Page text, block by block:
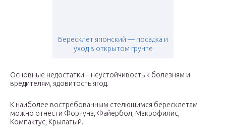
Бересклет японский — посадка и
уход в открытом грунте
Основные недостатки – неустойчивость к болезням и
вредителям, ядовитость ягод.
К наиболее востребованным стелющимся бересклетам
можно отнести Форчуна, Файербол, Макрофилис,
Компактус, Крылатый.